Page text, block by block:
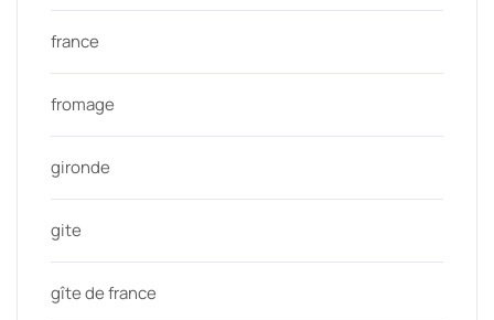
france
fromage
gironde
gite
gîte de france